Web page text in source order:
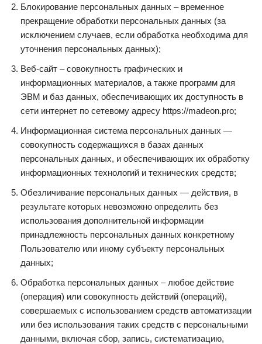
Блокирование персональных данных – временное
прекращение обработки персональных данных (за
исключением случаев, если обработка необходима для
уточнения персональных данных);
Веб-сайт – совокупность графических и
информационных материалов, а также программ для
ЭВМ и баз данных, обеспечивающих их доступность в
сети интернет по сетевому адресу https://madeon.pro;
Информационная система персональных данных —
совокупность содержащихся в базах данных
персональных данных, и обеспечивающих их обработку
информационных технологий и технических средств;
Обезличивание персональных данных — действия, в
результате которых невозможно определить без
использования дополнительной информации
принадлежность персональных данных конкретному
Пользователю или иному субъекту персональных
данных;
Обработка персональных данных – любое действие
(операция) или совокупность действий (операций),
совершаемых с использованием средств автоматизации
или без использования таких средств с персональными
данными, включая сбор, запись, систематизацию,